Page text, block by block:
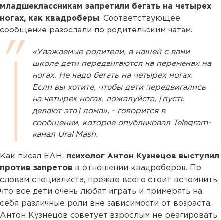
младшеклассникам запретили бегать на четырех
ногах, как квадроберы. Соответствующее
сообщение разослали по родительским чатам.
«Уважаемые родители, в нашей с вами
школе дети передвигаются на переменах на
ногах. Не надо бегать на четырех ногах.
Если вы хотите, чтобы дети передвигались
на четырех ногах, пожалуйста, [пусть
делают это] дома», - говорится в
сообщении, которое опубликовал Telegram-
канал Ural Mash.
Как писал ЕАН, психолог Антон Кузнецов выступил
против запретов в отношении квадроберов. По
словам специалиста, прежде всего стоит вспомнить,
что все дети очень любят играть и примерять на
себя различные роли вне зависимости от возраста.
Антон Кузнецов советует взрослым не реагировать